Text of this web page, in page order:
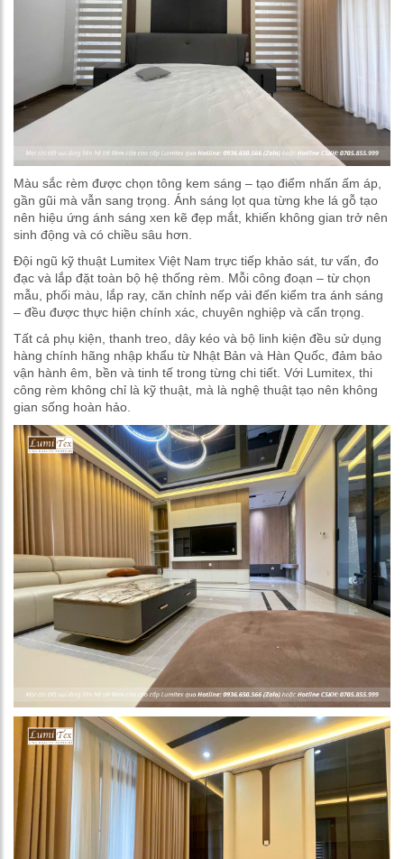
Màu sắc rèm được chọn tông kem sáng – tạo điểm nhấn ấm áp,
gần gũi mà vẫn sang trọng. Ánh sáng lọt qua từng khe lá gỗ tạo
nên hiệu ứng ánh sáng xen kẽ đẹp mắt, khiến không gian trở nên
sinh động và có chiều sâu hơn.
Đội ngũ kỹ thuật Lumitex Việt Nam trực tiếp khảo sát, tư vấn, đo
đạc và lắp đặt toàn bộ hệ thống rèm. Mỗi công đoạn – từ chọn
mẫu, phối màu, lắp ray, căn chỉnh nếp vải đến kiểm tra ánh sáng
– đều được thực hiện chính xác, chuyên nghiệp và cẩn trọng.
Tất cả phụ kiện, thanh treo, dây kéo và bộ linh kiện đều sử dụng
hàng chính hãng nhập khẩu từ Nhật Bản và Hàn Quốc, đảm bảo
vận hành êm, bền và tinh tế trong từng chi tiết. Với Lumitex, thi
công rèm không chỉ là kỹ thuật, mà là nghệ thuật tạo nên không
gian sống hoàn hảo.